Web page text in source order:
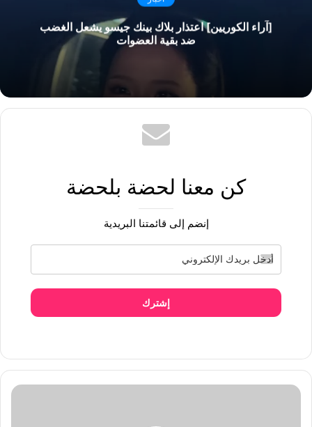
[آراء الكوريين] اعتذار بلاك بينك جيسو يشعل الغضب
ضد بقية العضوات
كن معنا لحضة بلحضة
إنضم إلى قائمتنا البريدية
إشترك